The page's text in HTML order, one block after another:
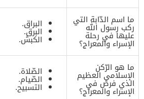
ما اسم الدّابة التي
ركب رسول الله
عليها في رحلة
الإسراء والمعراج؟
البراق.
البرق.
الكبش.
ما هو الرّكن
الإسلامي العظيم
الذي فرض في
الإسراء والمعراج؟
الصّلاة.
الصّيام.
التسبيح.